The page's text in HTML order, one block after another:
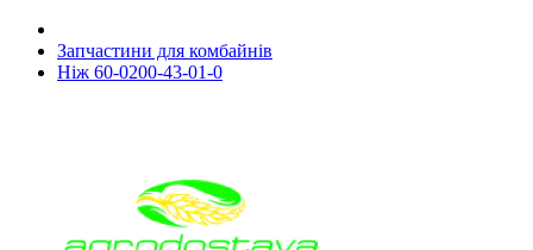
Запчастини для комбайнів
Ніж 60-0200-43-01-0